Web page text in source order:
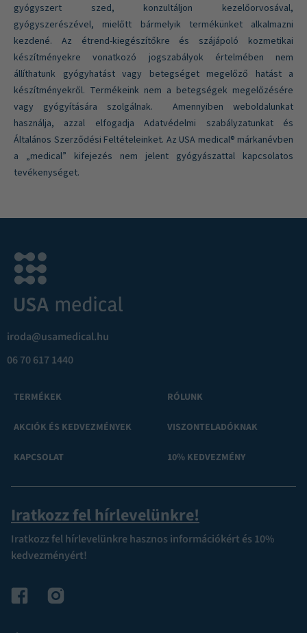
gyógyszert szed, konzultáljon kezelőorvosával,
gyógyszerészével, mielőtt bármelyik termékünket alkalmazni
kezdené. Az étrend-kiegészítőkre és szájápoló kozmetikai
készítményekre vonatkozó jogszabályok értelmében nem
állíthatunk gyógyhatást vagy betegséget megelőző hatást a
készítményekről. Termékeink nem a betegségek megelőzésére
vagy gyógyítására szolgálnak. Amennyiben weboldalunkat
használja, azzal elfogadja Adatvédelmi szabályzatunkat és
Általános Szerződési Feltételeinket. Az USA medical® márkanévben
a „medical” kifejezés nem jelent gyógyászattal kapcsolatos
tevékenységet.
iroda@usamedical.hu
06 70 617 1440
TERMÉKEK
AKCIÓK ÉS KEDVEZMÉNYEK
KAPCSOLAT
RÓLUNK
VISZONTELADÓKNAK
10% KEDVEZMÉNY
Iratkozz fel hírlevelünkre!
Iratkozz fel hírlevelünkre hasznos információkért és 10%
kedvezményért!